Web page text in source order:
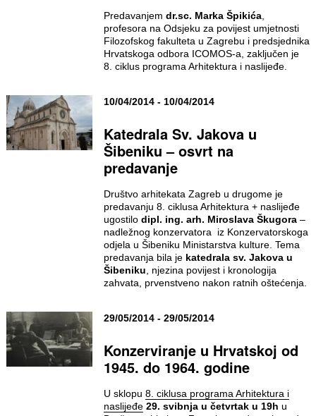
Predavanjem dr.sc. Marka Špikića,
profesora na Odsjeku za povijest umjetnosti
Filozofskog fakulteta u Zagrebu i predsjednika
Hrvatskoga odbora ICOMOS-a, zaključen je
8. ciklus programa Arhitektura i naslijeđe.
10/04/2014 - 10/04/2014
Katedrala Sv. Jakova u
Šibeniku – osvrt na
predavanje
Društvo arhitekata Zagreb u drugome je
predavanju 8. ciklusa Arhitektura + naslijeđe
ugostilo dipl. ing. arh. Miroslava Škugora–
nadležnog konzervatora iz Konzervatorskoga
odjela u Šibeniku Ministarstva kulture. Tema
predavanja bila je katedrala sv. Jakova u
Šibeniku , njezina povijest i kronologija
zahvata, prvenstveno nakon ratnih oštećenja.
29/05/2014 - 29/05/2014
Konzerviranje u Hrvatskoj od
1945. do 1964. godine
U sklopu 8. ciklusa programa Arhitektura i
naslijeđe 29. svibnja u četvrtak u 19h u